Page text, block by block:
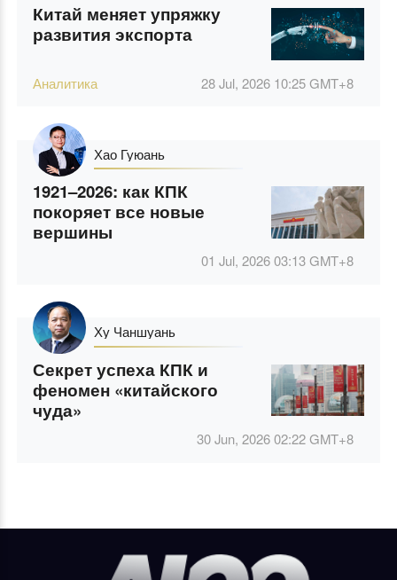
Китай меняет упряжку
развития экспорта
Аналитика 28 Jul, 2026 10:25GMT+8
Хао Гуюань
1921–2026: как КПК
покоряет все новые
вершины
01 Jul, 2026 03:13GMT+8
Ху Чаншуань
Секрет успеха КПК и
феномен «китайского
чуда»
30 Jun, 2026 02:22GMT+8